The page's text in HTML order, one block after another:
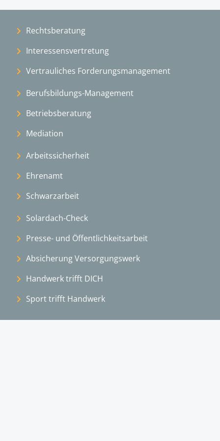
Rechtsberatung
Interessensvertretung
Vertrauliches Forderungsmanagement
Berufsbildungs-Management
Betriebsberatung
Mediation
Arbeitssicherheit
Ehrenamt
Schwarzarbeit
Solardach-Check
Presse- und Öffentlichkeitsarbeit
Absicherung Versorgungswerk
Handwerk trifft DICH
Sport trifft Handwerk